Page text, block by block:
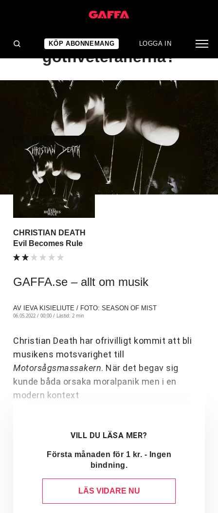
KÖP ABONNEMANG LOGGA IN
ALBUMRECENSION
Sista spiken i kistan för
gothveteranerna?
CHRISTIAN DEATH
Evil Becomes Rule
GAFFA.se – allt om musik
AV IEVA KISIELIUTE / FOTO: SEASON OF MIST
06.05.2022 / 00:00 / Lästid: 2 min
Christian Death har ofrivilligt kommit att bli
musikens motsvarighet till
Motorsågsmassakern. När det begav sig
kunde båda orsaka moralpanik men i en
modern kontext
VILL DU LÄSA MER?
Första månaden för 1 kr. - Ingen
bindning.
LÄS VIDARE NU